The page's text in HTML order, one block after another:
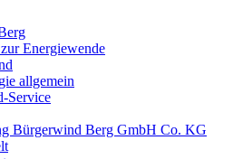
Energiewende
allgemein
Service
Bürgerwind Berg GmbH Co. KG